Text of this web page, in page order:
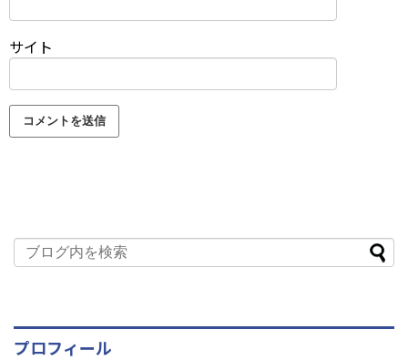
サイト
プロフィール